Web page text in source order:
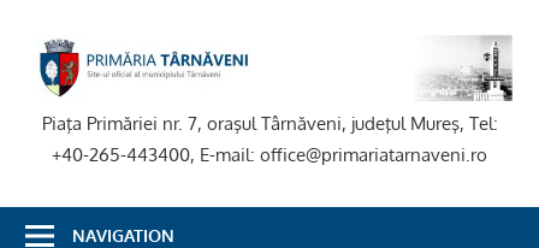
content
Piaţa Primăriei nr. 7, oraşul Târnăveni, judeţul Mureş, Tel:
+40-265-443400, E-mail: office@primariatarnaveni.ro
NAVIGATION